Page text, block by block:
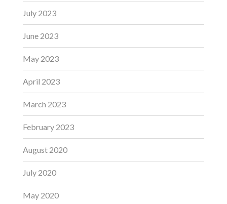
July 2023
June 2023
May 2023
April 2023
March 2023
February 2023
August 2020
July 2020
May 2020